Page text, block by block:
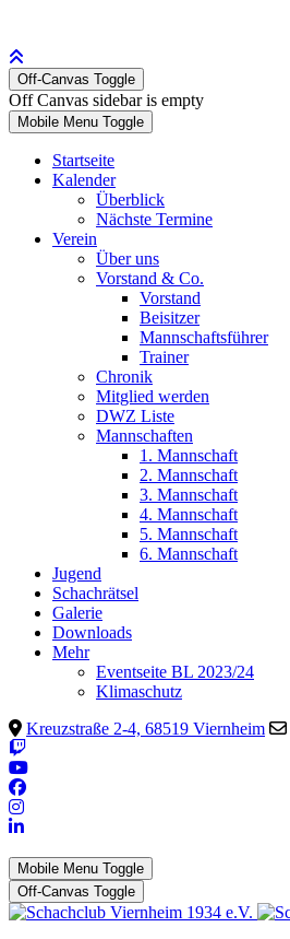
Off-Canvas Toggle
Off Canvas sidebar is empty
Mobile Menu Toggle
Startseite
Kalender
Überblick
Nächste Termine
Verein
Über uns
Vorstand & Co.
Vorstand
Beisitzer
Mannschaftsführer
Trainer
Chronik
Mitglied werden
DWZ Liste
Mannschaften
1. Mannschaft
2. Mannschaft
3. Mannschaft
4. Mannschaft
5. Mannschaft
6. Mannschaft
Jugend
Schachrätsel
Galerie
Downloads
Mehr
Eventseite BL 2023/24
Klimaschutz
Kreuzstraße 2-4, 68519 Viernheim
Mobile Menu Toggle
Off-Canvas Toggle